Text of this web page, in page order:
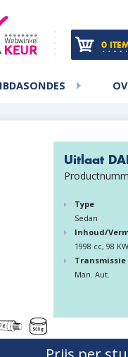
0
Uitlaat
Type
Sedan
Inhoud/
1998 cc, 98 KW
Transmissie
Man. Aut.